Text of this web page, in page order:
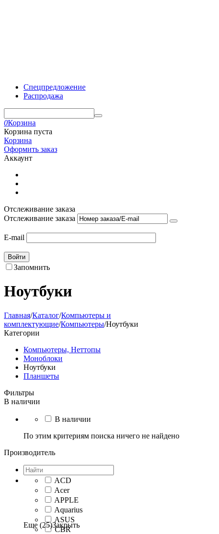
Спецпредложение
Распродажа
0Корзина
Корзина пуста
Корзина
Оформить заказ
Аккаунт
Отслеживание заказа
Отслеживание заказа
E-mail
Войти
Запомнить
Ноутбуки
Главная/Каталог/Компьютеры и
комплектующие/Компьютеры/Ноутбуки
Категории
Компьютеры, Неттопы
Моноблоки
Ноутбуки
Планшеты
Фильтры
В наличии
В наличии
По этим критериям поиска ничего не найдено
Производитель
ACD
Acer
APPLE
Aquarius
ASUS
CBR
Еще (25)Закрыть